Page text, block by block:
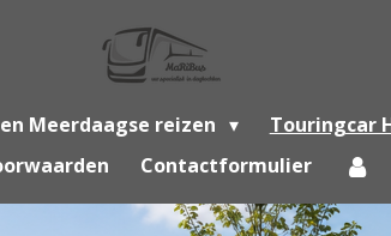
Meerdaagse reizen Touringcar
Contactformulier